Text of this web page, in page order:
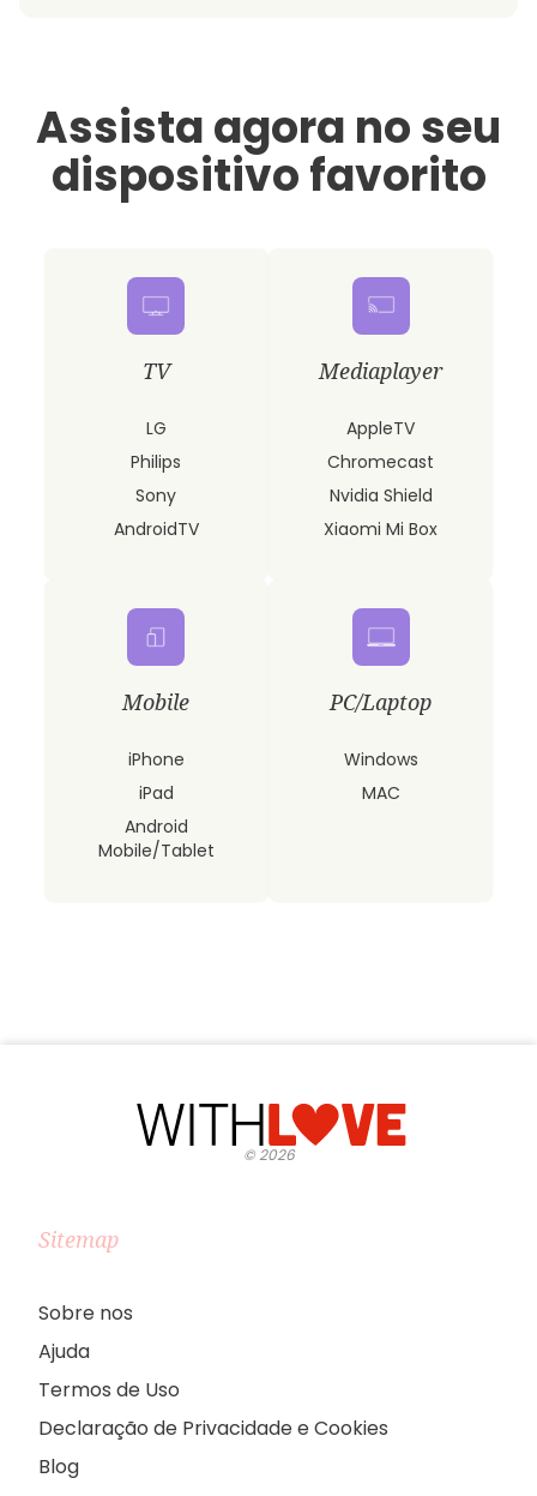
Assista agora no seu
dispositivo favorito
TV
LG
Philips
Sony
AndroidTV
Mediaplayer
AppleTV
Chromecast
Nvidia Shield
Xiaomi Mi Box
Mobile
iPhone
iPad
Android
Mobile/Tablet
PC/Laptop
Windows
MAC
©2026
Sitemap
Sobre nos
Ajuda
Termos de Uso
Declaração de Privacidade e Cookies
Blog